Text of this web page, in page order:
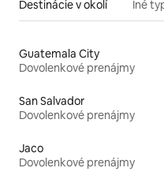
Destinácie v okolí Iné
Guatemala City
Dovolenkové prenájmy
San Salvador
Dovolenkové prenájmy
Jaco
Dovolenkové prenájmy